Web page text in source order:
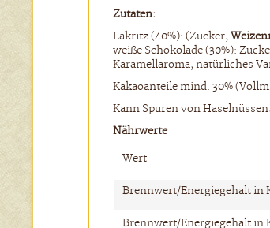
Zutaten:
Lakritz (40%): (Zucker,
weiße Schokolade (30%):
Karamellaroma, natürliches
Kakaoanteile mind. 30%
Kann Spuren von
Nährwerte
Wert
Brennwert/Energiegehalt in
Brennwert/Energiegehalt in